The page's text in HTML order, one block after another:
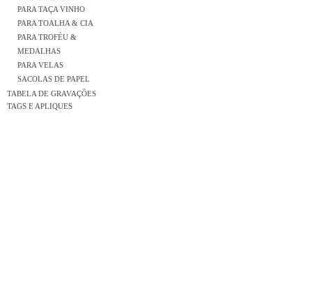
PARA TAÇA VINHO
PARA TOALHA & CIA
PARA TROFÉU &
MEDALHAS
PARA VELAS
SACOLAS DE PAPEL
TABELA DE GRAVAÇÕES
TAGS E APLIQUES